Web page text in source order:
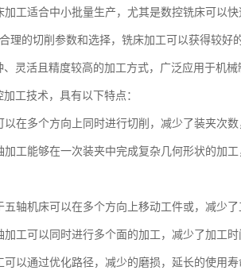
工适合中小批量生产，尤其是数控铣床可以快
理的切削参数和选择，铣床加工可以获得较好
灵活且精度较高的加工方式，广泛应用于机械
工技术，具有以下特点：
在多个方向上同时进行切削，减少了装夹次数
工能够在一次装夹中完成复杂几何形状的加
轴机床可以在多个方向上移动工件或，减少
工可以同时进行多个面的加工，减少了加工时
以通过优化路径，减少的磨损，延长的使用寿